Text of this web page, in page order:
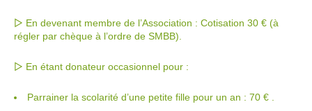
▻ En devenant membre de l’Association : Cotisation 30 € (à
régler par chèque à l’ordre de SMBB).
▻ En étant donateur occasionnel pour :
Parrainer la scolarité d’une petite fille pour un an : 70 € .